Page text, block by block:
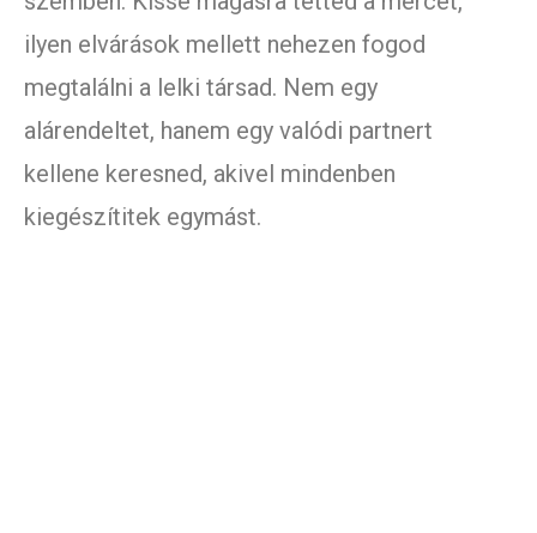
ilyen elvárások mellett nehezen fogod
megtalálni a lelki társad. Nem egy
alárendeltet, hanem egy valódi partnert
kellene keresned, akivel mindenben
kiegészítitek egymást.